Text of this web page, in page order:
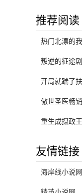
推荐阅读
友情链接
海岸线小说网